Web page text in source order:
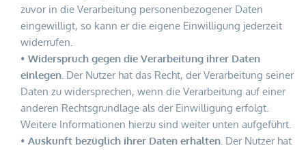
zuvor in die Verarbeitung personenbezogener Daten
eingewilligt, so kann er die eigene Einwilligung jederzeit
widerrufen.
Widerspruch gegen die Verarbeitung ihrer Daten
einlegen. Der Nutzer hat das Recht, der Verarbeitung seiner
Daten zu widersprechen, wenn die Verarbeitung auf einer
anderen Rechtsgrundlage als der Einwilligung erfolgt.
Weitere Informationen hierzu sind weiter unten aufgeführt.
Auskunft bezüglich ihrer Daten erhalten. Der Nutzer hat